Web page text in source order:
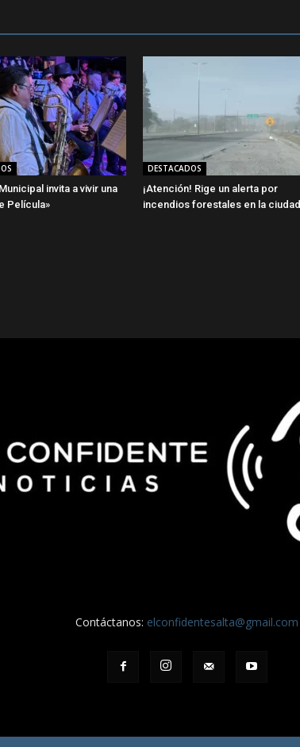
invita a vivir una
Película»
DESTACADOS
¡Atención! Rige un alerta por
incendios forestales en la ciudad
Contáctanos: elconfidentesalta@gmail.com